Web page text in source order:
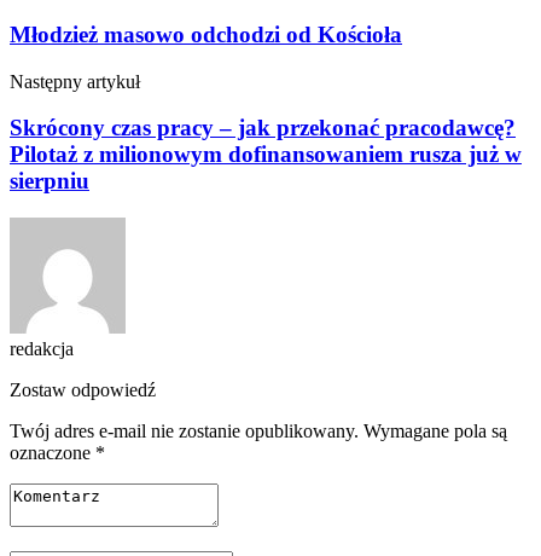
Młodzież masowo odchodzi od Kościoła
Następny artykuł
Skrócony czas pracy – jak przekonać pracodawcę?
Pilotaż z milionowym dofinansowaniem rusza już w
sierpniu
redakcja
Zostaw odpowiedź
Twój adres e-mail nie zostanie opublikowany. Wymagane pola są
oznaczone *